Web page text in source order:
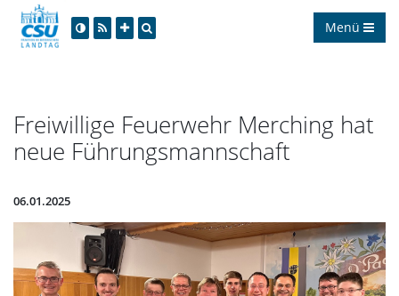
Menü
Freiwillige Feuerwehr Merching hat
neue Führungsmannschaft
06.01.2025